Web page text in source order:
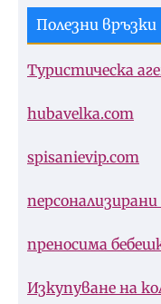
Полезни връзки
Туристическа
hubavelka.com
spisanievip.com
преносима
Изкупуване на